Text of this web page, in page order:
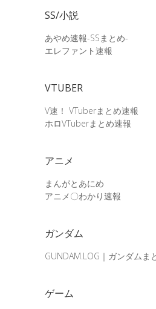
SS/小説
あやめ速報-SSまとめ-
エレファント速報
VTUBER
V速！ VTuberまとめ速報
ホロVTuberまとめ速報
アニメ
まんがとあにめ
アニメ〇わかり速報
ガンダム
GUNDAM.LOG｜ガンダムま
ゲーム